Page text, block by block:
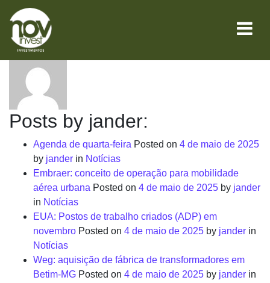
About: jander
Posts by jander:
Agenda de quarta-feira Posted on 4 de maio de 2025
by jander in Notícias
Embraer: conceito de operação para mobilidade
aérea urbana Posted on 4 de maio de 2025 by jander
in Notícias
EUA: Postos de trabalho criados (ADP) em
novembro Posted on 4 de maio de 2025 by jander in
Notícias
Weg: aquisição de fábrica de transformadores em
Betim-MG Posted on 4 de maio de 2025 by jander in